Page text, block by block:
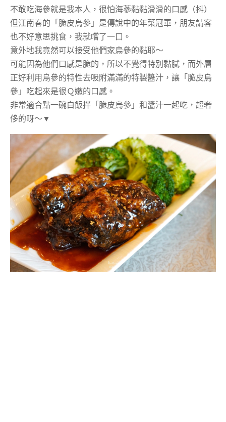
不敢吃海參就是我本人，很怕海蔘黏黏滑滑的口感（抖）
但江南春的「脆皮烏參」是傳說中的年菜冠軍，朋友請客
也不好意思挑食，我就嚐了一口。
意外地我竟然可以接受他們家烏參的黏耶～
可能因為他們口感是脆的，所以不覺得特別黏膩，而外層
正好利用烏參的特性去吸附滿滿的特製醬汁，讓「脆皮烏
參」吃起來是很Ｑ嫩的口感。
非常適合點一碗白飯拌「脆皮烏參」和醬汁一起吃，超奢
侈的呀～▼